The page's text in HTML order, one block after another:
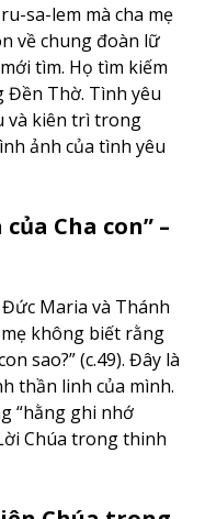
sa-lem mà cha mẹ
về chung đoàn lữ
tìm. Họ tìm kiếm
Đền Thờ. Tình yêu
và kiên trì trong
ảnh của tình yêu
Cha con” –
Maria và Thánh
không biết rằng
sao?” (c.49). Đây là
thần linh của mình.
“hằng ghi nhớ
Chúa trong thinh